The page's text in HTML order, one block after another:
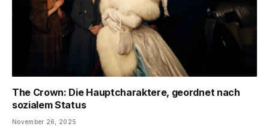
The Crown: Die Hauptcharaktere, geordnet nach
sozialem Status
November 26, 2025